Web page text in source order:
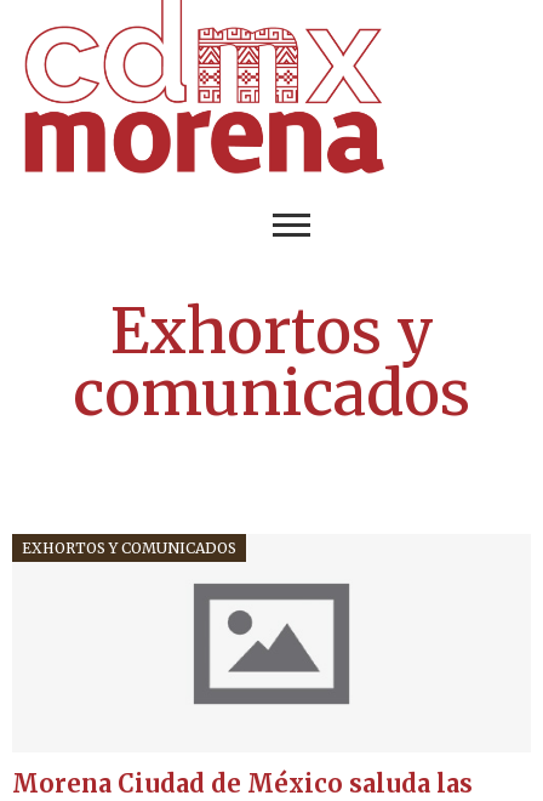
Exhortos y
comunicados
EXHORTOS Y COMUNICADOS
Morena Ciudad de México saluda las